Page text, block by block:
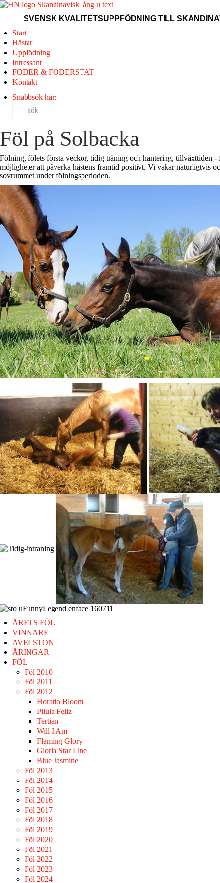
SVENSK KVALITETSUPPFÖDNING TILL
Start
Hästar
Uppfödning
Intressant
FODER & FODERSTAT
Kontakt
Snabbsök här:
Föl på Solbacka
Fölning, fölets första veckor, tidig träning och hantering, tillväxttiden
möjligheter att påverka hästens framtid positivt. Vi vakar naturligtvis
sovrummet under fölningsperioden.
ÅRETS FÖL
VINNARE
AVELSTON
ÅRINGAR
FÖL
Föl 2010
Föl 2011
Föl 2012
Horatio Bloom
Pilula Feliz
Tertian
Will I Am
Flaming Glory
Gloria Star Line
Blue Jasmine
Föl 2013
Föl 2014
Föl 2015
Föl 2016
Föl 2017
Föl 2018
Föl 2019
Föl 2020
Föl 2021
Föl 2022
Föl 2023
Föl 2024